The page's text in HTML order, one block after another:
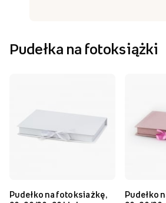
Pudełka na fotoksiążki
Pudełko na fotoksiażkę,
Pudełko